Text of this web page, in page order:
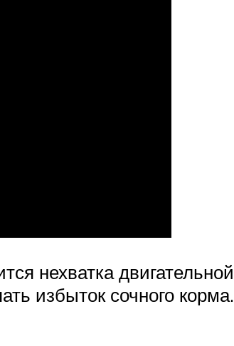
нехватка
избыток сочного